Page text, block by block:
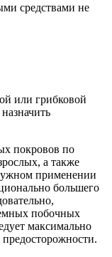
средствами не
или грибковой
покровов по
а также
применении
большего
побочных
максимально